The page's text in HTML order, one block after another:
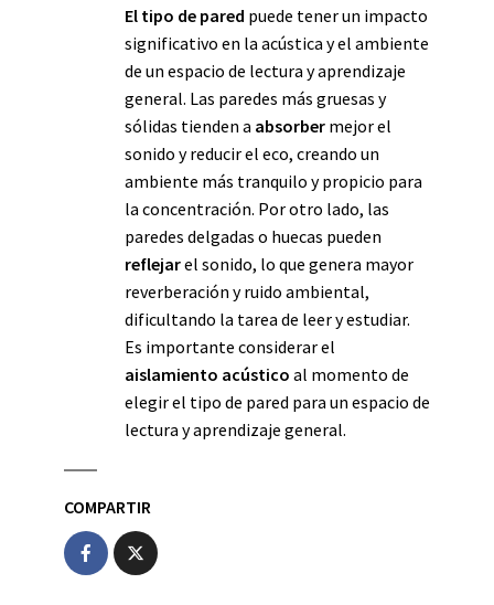
El tipo de pared puede tener un impacto
significativo en la acústica y el ambiente
de un espacio de lectura y aprendizaje
general. Las paredes más gruesas y
sólidas tienden a absorber mejor el
sonido y reducir el eco, creando un
ambiente más tranquilo y propicio para
la concentración. Por otro lado, las
paredes delgadas o huecas pueden
reflejarel sonido, lo que genera mayor
reverberación y ruido ambiental,
dificultando la tarea de leer y estudiar.
Es importante considerar el
aislamiento acústico al momento de
elegir el tipo de pared para un espacio de
lectura y aprendizaje general.
COMPARTIR